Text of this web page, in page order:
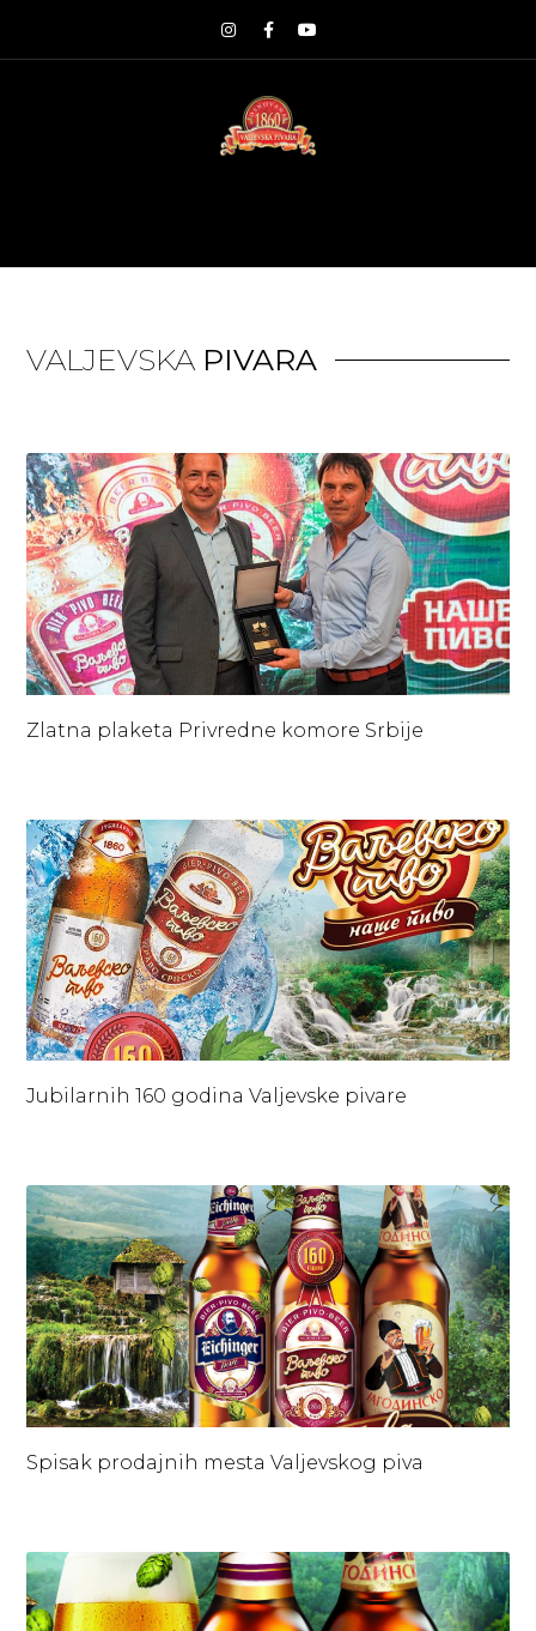
VALJEVSKA PIVARA
Zlatna plaketa Privredne komore Srbije
Jubilarnih 160 godina Valjevske pivare
Spisak prodajnih mesta Valjevskog piva